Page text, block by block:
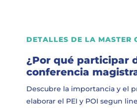
DETALLES DE LA MASTER
¿Por qué participar
conferencia
Descubre la importancia y el
elaborar el PEI y POI segun